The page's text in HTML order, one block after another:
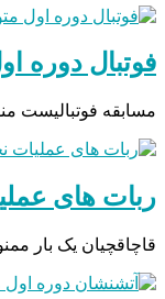
فوتبال دوره
مسابقه فوتبالیست منوال بی سیم به صورت 2 به
ربات های
قاچاقچیان یک بار